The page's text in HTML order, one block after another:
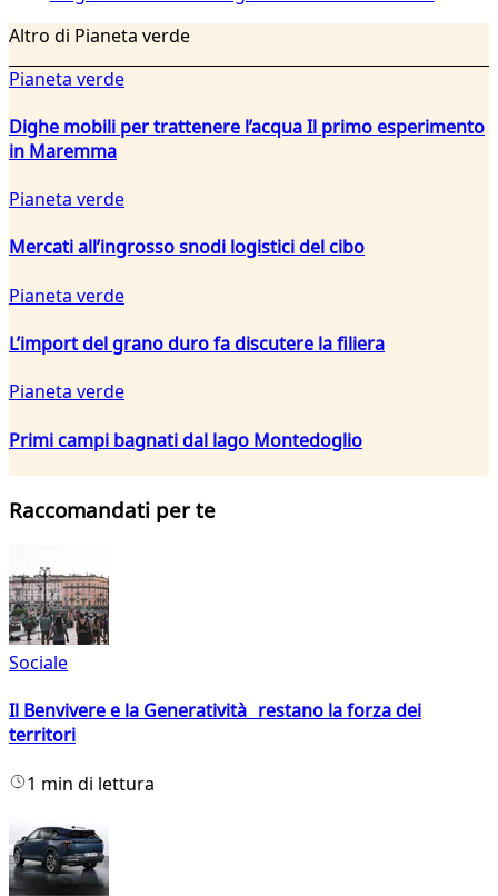
Altro di Pianeta verde
Pianeta verde
Dighe mobili per trattenere l’acqua Il primo esperimento
in Maremma
Pianeta verde
Mercati all’ingrosso snodi logistici del cibo
Pianeta verde
L’import del grano duro fa discutere la filiera
Pianeta verde
Primi campi bagnati dal lago Montedoglio
Raccomandati per te
Sociale
Il Benvivere e la Generatività restano la forza dei
territori
1 min di lettura